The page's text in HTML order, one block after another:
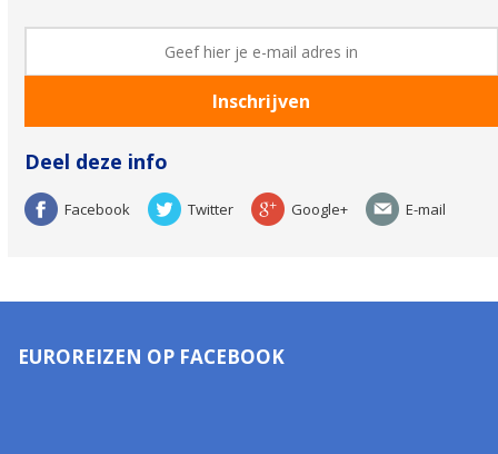
Deel deze info
Facebook Twitter Google+ E-mail
EUROREIZEN OP FACEBOOK